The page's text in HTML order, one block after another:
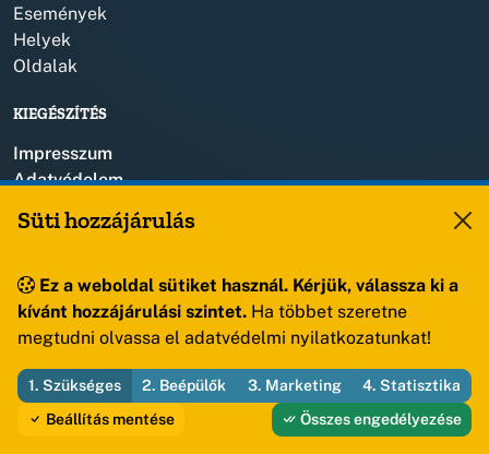
Események
Helyek
Oldalak
KIEGÉSZÍTÉS
Impresszum
Adatvédelem
+36 88 459 150
8193 Sóly, Kossuth Lajos u.57.
© 2026 Sóly Község Önkormányzata — Minden jog fenntartva
Süti hozzájárulás
Ez a weboldal sütiket használ. Kérjük, válassza ki a
kívánt hozzájárulási szintet. Ha többet szeretne
megtudni olvassa el adatvédelmi nyilatkozatunkat!
1. Szükséges 2. Beépülők 3. Marketing
4. Statisztika
Beállítás mentése
Összes engedélyezése